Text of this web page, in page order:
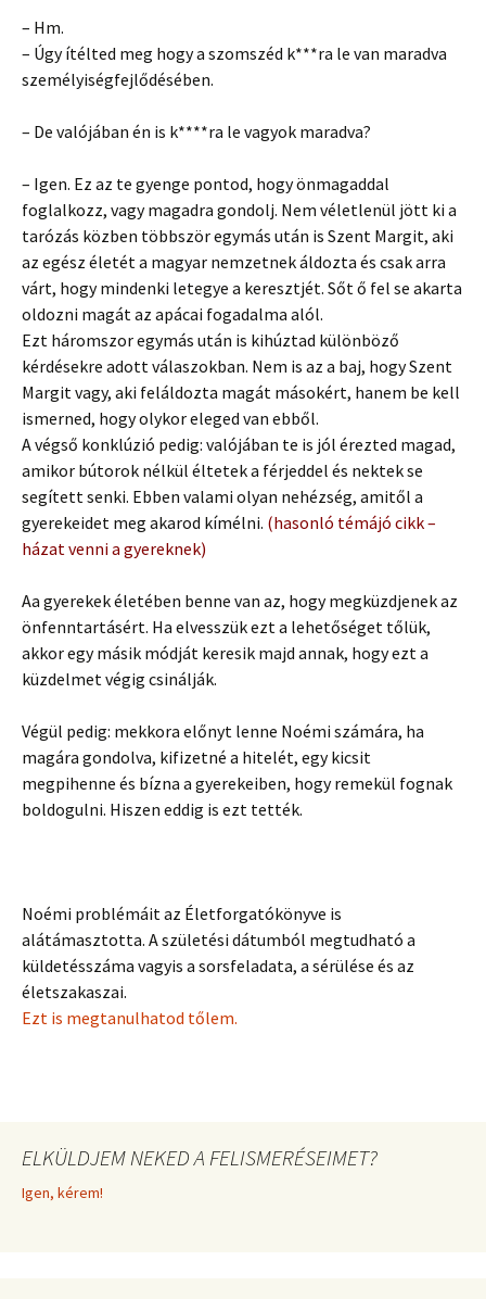
– Hm.
– Úgy ítélted meg hogy a szomszéd k***ra le van maradva
személyiségfejlődésében.
– De valójában én is k****ra le vagyok maradva?
– Igen. Ez az te gyenge pontod, hogy önmagaddal
foglalkozz, vagy magadra gondolj. Nem véletlenül jött ki a
tarózás közben többször egymás után is Szent Margit, aki
az egész életét a magyar nemzetnek áldozta és csak arra
várt, hogy mindenki letegye a keresztjét. Sőt ő fel se akarta
oldozni magát az apácai fogadalma alól.
Ezt háromszor egymás után is kihúztad különböző
kérdésekre adott válaszokban. Nem is az a baj, hogy Szent
Margit vagy, aki feláldozta magát másokért, hanem be kell
ismerned, hogy olykor eleged van ebből.
A végső konklúzió pedig: valójában te is jól érezted magad,
amikor bútorok nélkül éltetek a férjeddel és nektek se
segített senki. Ebben valami olyan nehézség, amitől a
gyerekeidet meg akarod kímélni. (hasonló témájó cikk –
házat venni a gyereknek)
Aa gyerekek életében benne van az, hogy megküzdjenek az
önfenntartásért. Ha elvesszük ezt a lehetőséget tőlük,
akkor egy másik módját keresik majd annak, hogy ezt a
küzdelmet végig csinálják.
Végül pedig: mekkora előnyt lenne Noémi számára, ha
magára gondolva, kifizetné a hitelét, egy kicsit
megpihenne és bízna a gyerekeiben, hogy remekül fognak
boldogulni. Hiszen eddig is ezt tették.
Noémi problémáit az Életforgatókönyve is
alátámasztotta. A születési dátumból megtudható a
küldetésszáma vagyis a sorsfeladata, a sérülése és az
életszakaszai.
Ezt is megtanulhatod tőlem.
ELKÜLDJEM NEKED A FELISMERÉSEIMET?
Igen, kérem!